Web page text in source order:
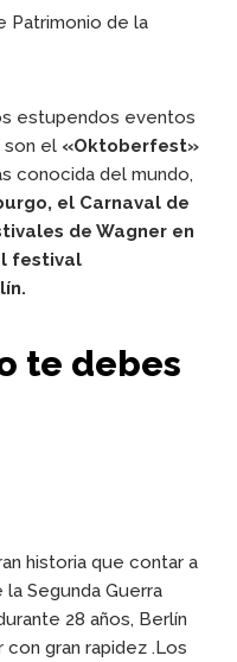
Patrimonio de la
estupendos eventos
son el «Oktoberfest»
conocida del mundo,
el Carnaval de
de Wagner en
festival
te debes
historia que contar a
Segunda Guerra
28 años, Berlín
gran rapidez .Los